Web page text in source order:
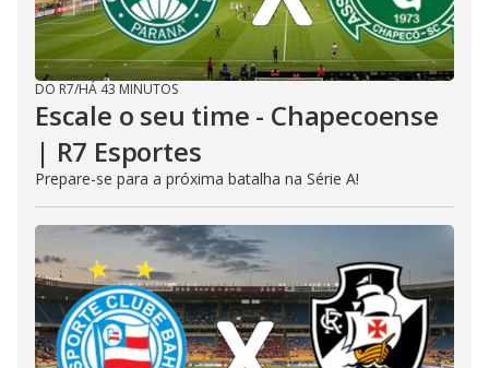
DO R7/HÁ 43 MINUTOS
Escale o seu time - Chapecoense
| R7 Esportes
Prepare-se para a próxima batalha na Série A!